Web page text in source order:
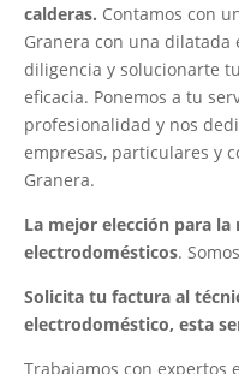
calderas. Contamos con
Granera con una dilatada
diligencia y solucionarte
eficacia. Ponemos a tu
profesionalidad y nos
empresas, particulares y
Granera.
La mejor elección para
electrodomésticos.
Solicita tu factura al
electrodoméstico, esta
Trabajamos con expertos